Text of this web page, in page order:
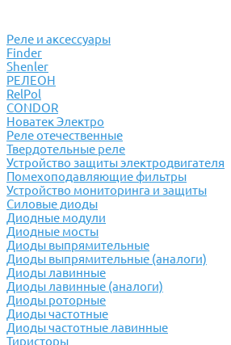
Реле и аксессуары
Finder
Shenler
РЕЛЕОН
RelPol
CONDOR
Новатек Электро
Реле отечественные
Твердотельные реле
Устройство защиты электродвигателя
Помехоподавляющие фильтры
Устройство мониторинга и защиты
Силовые диоды
Диодные модули
Диодные мосты
Диоды выпрямительные
Диоды выпрямительные (аналоги)
Диоды лавинные
Диоды лавинные (аналоги)
Диоды роторные
Диоды частотные
Диоды частотные лавинные
Тиристоры